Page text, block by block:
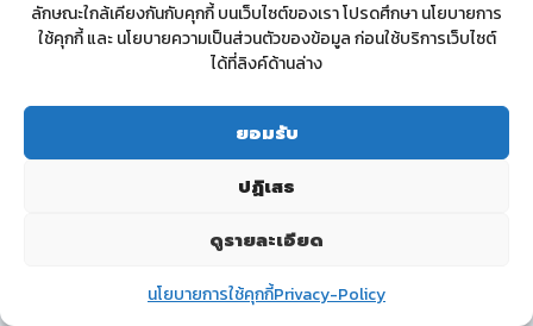
ลักษณะใกล้เคียงกันกับคุกกี้ บนเว็บไซต์ของเรา โปรดศึกษา นโยบายการ
ใช้คุกกี้ และ นโยบายความเป็นส่วนตัวของข้อมูล ก่อนใช้บริการเว็บไซต์
ได้ที่ลิงค์ด้านล่าง
ยอมรับ
ปฏิเสธ
ดูรายละเอียด
นโยบายการใช้คุกกี้Privacy-Policy